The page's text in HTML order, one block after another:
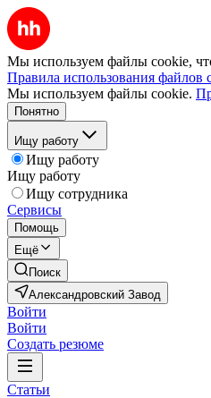
Мы используем файлы cookie,
Правила использования файлов
Мы используем файлы cookie.
Понятно
Ищу работу
Ищу работу
Ищу работу
Ищу сотрудника
Сервисы
Помощь
Ещё
Поиск
Александровский Завод
Войти
Войти
Создать резюме
Статьи